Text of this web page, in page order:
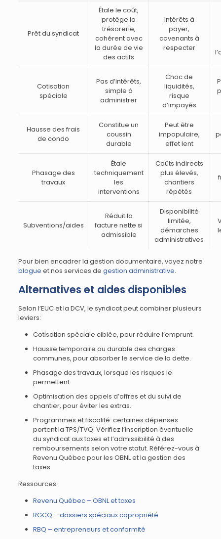
Prêt du syndicat
Étale le coût,
protège la
trésorerie,
cohérent avec
la durée de vie
des actifs
Intérêts à
payer,
covenants à
respecter
Cotisation
spéciale
Pas d’intérêts,
simple à
administrer
Choc de
liquidités,
risque
d’impayés
Hausse des frais
de condo
Constitue un
coussin
durable
Peut être
impopulaire,
effet lent
Phasage des
travaux
Étale
techniquement
les
interventions
Coûts indirects
plus élevés,
chantiers
répétés
Subventions/aides
Réduit la
facture nette si
admissible
Disponibilité
limitée,
démarches
administratives
Pour bien encadrer la gestion documentaire, voyez notre
blogue et nos services de gestion administrative.
Alternatives et aides disponibles
Selon l’EUC et la DCV, le syndicat peut combiner plusieurs
leviers:
Cotisation spéciale ciblée, pour réduire l’emprunt.
Hausse temporaire ou durable des charges
communes, pour absorber le service de la dette.
Phasage des travaux, lorsque les risques le
permettent.
Optimisation des appels d’offres et du suivi de
chantier, pour éviter les extras.
Programmes et fiscalité: certaines dépenses
portent la TPS/TVQ. Vérifiez l’inscription éventuelle
du syndicat aux taxes et l’admissibilité à des
remboursements selon votre statut. Référez-vous à
Revenu Québec pour les OBNL et la gestion des
taxes.
Ressources:
Revenu Québec – OBNL et taxes
RGCQ – dossiers spéciaux copropriété
RBQ – entrepreneurs et conformité